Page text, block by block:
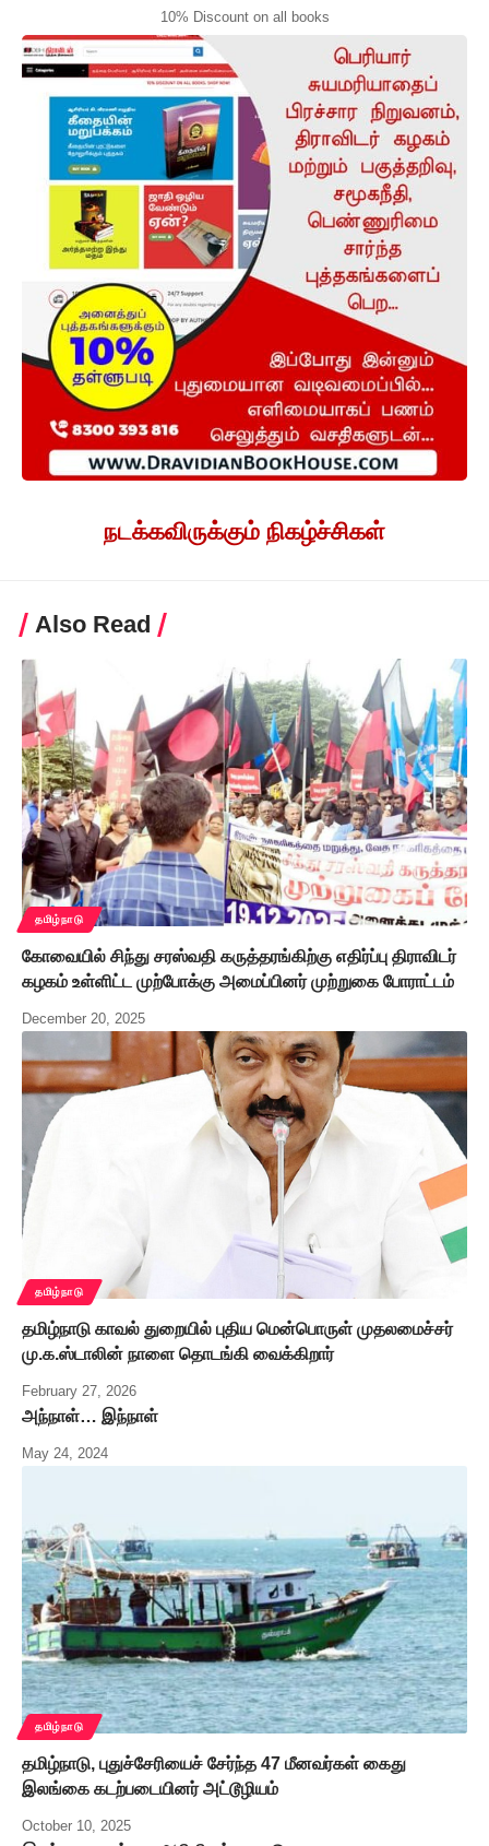
10% Discount on all books
நடக்கவிருக்கும் நிகழ்ச்சிகள்
Also Read
தமிழ்நாடு
கோவையில் சிந்து சரஸ்வதி கருத்தரங்கிற்கு எதிர்ப்பு திராவிடர்
கழகம் உள்ளிட்ட முற்போக்கு அமைப்பினர் முற்றுகை போராட்டம்
December 20, 2025
தமிழ்நாடு
தமிழ்நாடு காவல் துறையில் புதிய மென்பொருள் முதலமைச்சர்
மு.க.ஸ்டாலின் நாளை தொடங்கி வைக்கிறார்
February 27, 2026
அந்நாள்… இந்நாள்
May 24, 2024
தமிழ்நாடு
தமிழ்நாடு, புதுச்சேரியைச் சேர்ந்த 47 மீனவர்கள் கைது
இலங்கை கடற்படையினர் அட்டூழியம்
October 10, 2025